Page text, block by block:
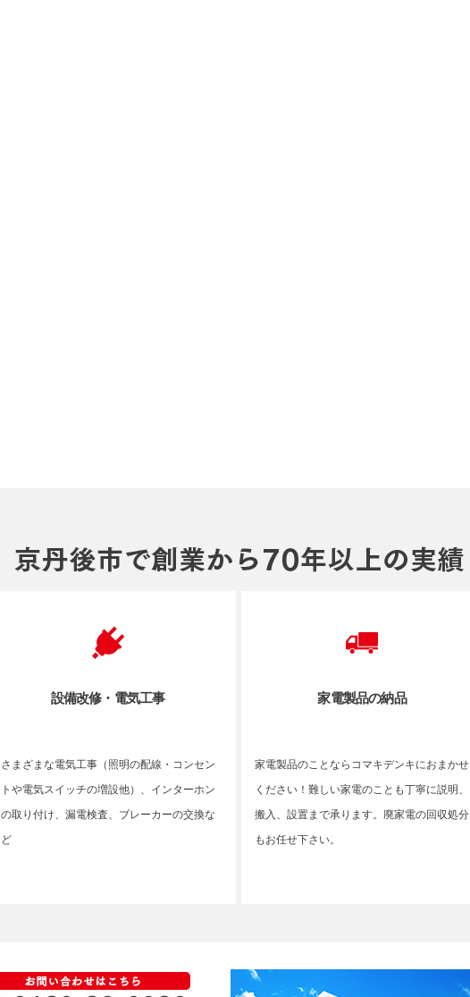
設備改修・電気工事
さまざまな電気工事（照明の配線・コンセン
トや電気スイッチの増設他）、インターホン
の取り付け、漏電検査、ブレーカーの交換な
ど
家電製品の納品
家電製品のことならコマキデンキにおまかせ
ください！難しい家電のことも丁寧に説明、
搬入、設置まで承ります。廃家電の回収処分
もお任せ下さい。